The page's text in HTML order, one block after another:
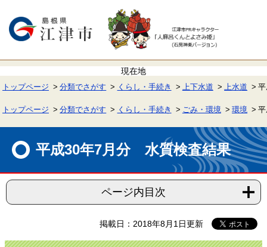
で
ば
本
へ
トップページ 分類でさがす くらし・手続き 上下水道 上水道
トップページ 分類でさがす くらし・手続き ごみ・環境 環境
平成30年7月分 水質検査結果
ページ内目次
掲載日：2018年8月1日更新